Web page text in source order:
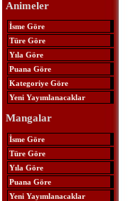
Animeler
İsme Göre
Türe Göre
Yıla Göre
Puana Göre
Kategoriye Göre
Yeni Yayımlanacaklar
Mangalar
İsme Göre
Türe Göre
Yıla Göre
Puana Göre
Yeni Yayımlanacaklar